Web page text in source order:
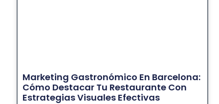
Marketing Gastronómico En Barcelona:
Cómo Destacar Tu Restaurante Con
Estrategias Visuales Efectivas